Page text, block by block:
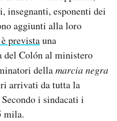
insegnanti, esponenti dei
aggiunti alla loro
previstauna
del Colón al ministero
dellamarcia negra
arrivati da tutta la
i sindacati i
mila.